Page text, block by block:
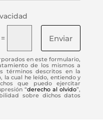
= Enviar
en este formulario,
de los mismos a
términos descritos en la
la cual he leído, entiendo y
que puedo ejercitar
“derecho al olvido”,
sobre dichos datos